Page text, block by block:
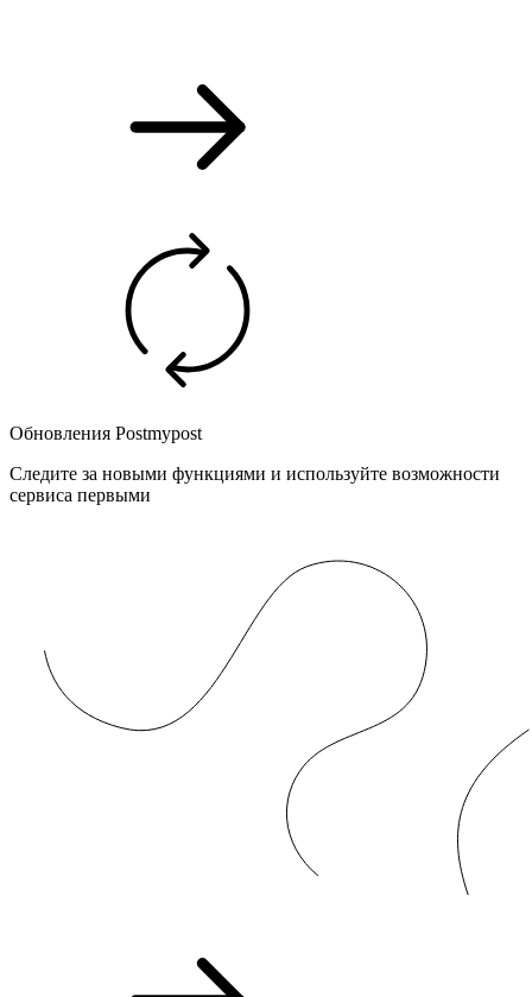
Обновления Postmypost
Следите за новыми функциями и используйте возможности
сервиса первыми